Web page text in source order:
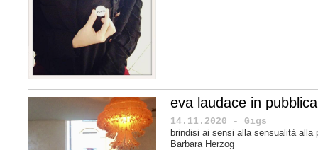
eva laudace in
14.11.2020 - Gigs
brindisi ai sensi alla sensualità alla
Barbara Herzog